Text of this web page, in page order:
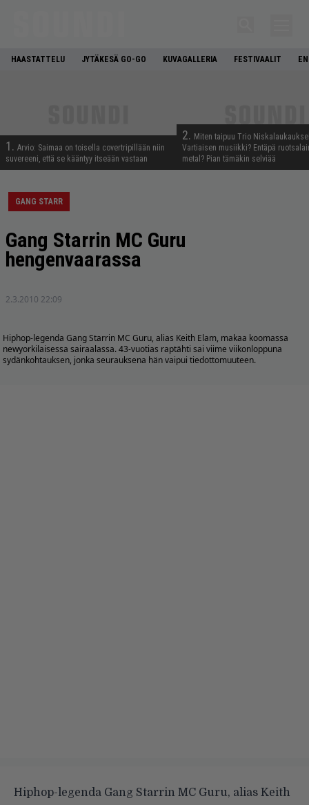
HAASTATTELU JYTÄKESÄ GO-GO KUVAGALLERIA FESTIVAALIT
1. Arvio: Saimaa on toisella covertripillään niin
suvereeni, että se kääntyy itseään vastaan
2. Miten taipuu Trio
Vartiaisen musiikki? Entäpä
metal? Pian tämäkin selviää
GANG STARR
Gang Starrin MC Guru
hengenvaarassa
2.3.2010 22:09
Hiphop-legenda Gang Starrin MC Guru, alias Keith Elam, makaa koomassa
newyorkilaisessa sairaalassa. 43-vuotias raptähti sai viime viikonloppuna
sydänkohtauksen, jonka seurauksena hän vaipui tiedottomuuteen.
Hiphop-legenda Gang Starrin MC Guru, alias Keith